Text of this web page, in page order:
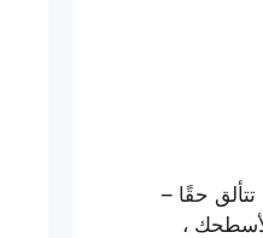
حقًا –
،